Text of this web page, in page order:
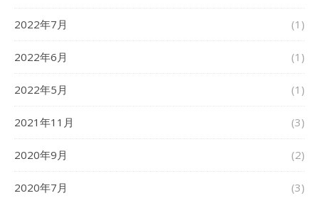
2022年7月 (1)
2022年6月 (1)
2022年5月 (1)
2021年11月 (3)
2020年9月 (2)
2020年7月 (3)